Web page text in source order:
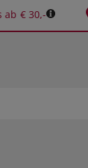
ab € 30,-